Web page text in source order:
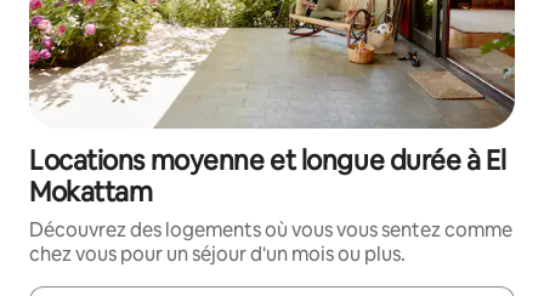
Locations moyenne et longue durée à El
Mokattam
Découvrez des logements où vous vous sentez comme
chez vous pour un séjour d'un mois ou plus.